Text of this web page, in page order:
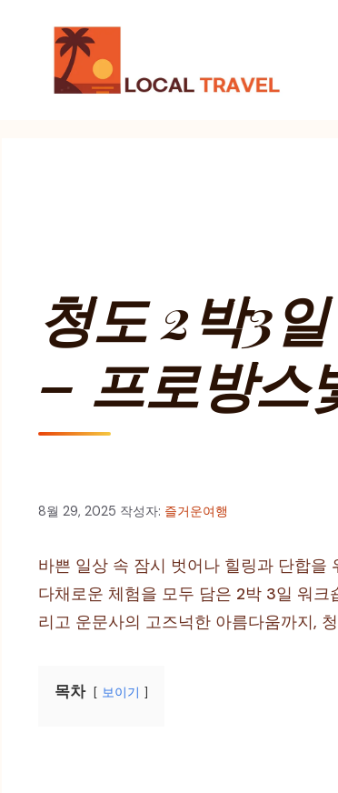
청도 2박3
– 프로방스
8월 29, 2025 작성자: 즐거운여행
바쁜 일상 속 잠시 벗어나 힐링과 단합을
다채로운 체험을 모두 담은 2박 3일 워
리고 운문사의 고즈넉한 아름다움까지,
목차 보이기